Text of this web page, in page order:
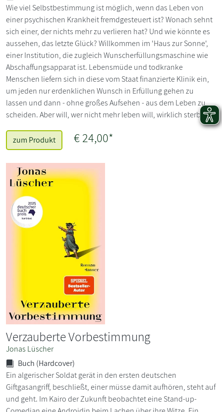
Wie viel Selbstbestimmung ist möglich, wenn das Leben von
einer psychischen Krankheit fremdgesteuert ist? Wonach sehnt
sich einer, der nichts mehr zu verlieren hat? Und wie könnte es
aussehen, das letzte Glück? Willkommen im 'Haus zur Sonne',
einer Institution, die zugleich Wunscherfüllungsmaschine wie
Abschaffungsapparat ist. Lebensmüde und todkranke
Menschen liefern sich in diese vom Staat finanzierte Klinik ein,
um jeden nur erdenklichen Wunsch in Erfüllung gehen zu
lassen und dann - ohne großes Aufsehen - aus dem Leben zu
scheiden. Aber will, wer nicht mehr leben will, wirklich sterben?
zum Produkt € 24,00*
Verzauberte Vorbestimmung
Jonas Lüscher
Buch (Hardcover)
Ein algerischer Soldat gerät in den ersten deutschen
Giftgasangriff, beschließt, einer müsse damit aufhören, steht auf
und geht. Im Kairo der Zukunft beobachtet eine Stand-up-